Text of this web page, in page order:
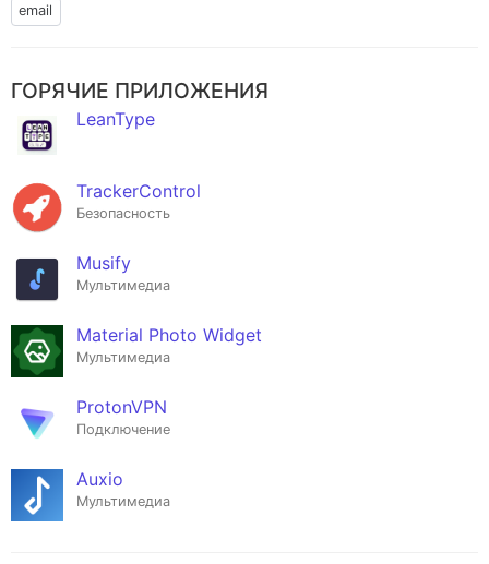
email
ГОРЯЧИЕ ПРИЛОЖЕНИЯ
LeanType
TrackerControl
Безопасность
Musify
Мультимедиа
Material Photo Widget
Мультимедиа
ProtonVPN
Подключение
Auxio
Мультимедиа